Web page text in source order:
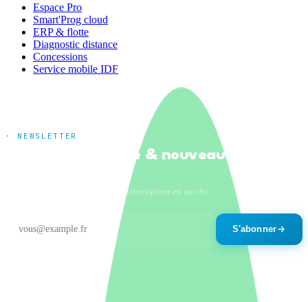
Espace Pro
Smart'Prog cloud
ERP & flotte
Diagnostic distance
Concessions
Service mobile IDF
· NEWSLETTER
Tendances marché & nouveautés
Un email par mois maximum. Désinscription en un clic.
S'abonner